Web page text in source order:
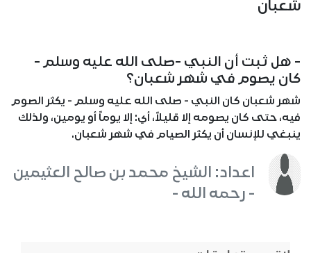
شعبان
- هل ثبت أن النبي -صلى الله عليه وسلم -
كان يصوم في شهر شعبان؟
شهر شعبان كان النبي - صلى الله عليه وسلم - يكثر الصوم
فيه، حتى كان يصومه إلا قليلاً، أي: إلا يوماً أو يومين، ولذلك
ينبغي للإنسان أن يكثر الصيام في شهر شعبان.
اعداد: الشيخ محمد بن صالح العثيمين
- رحمه الله -